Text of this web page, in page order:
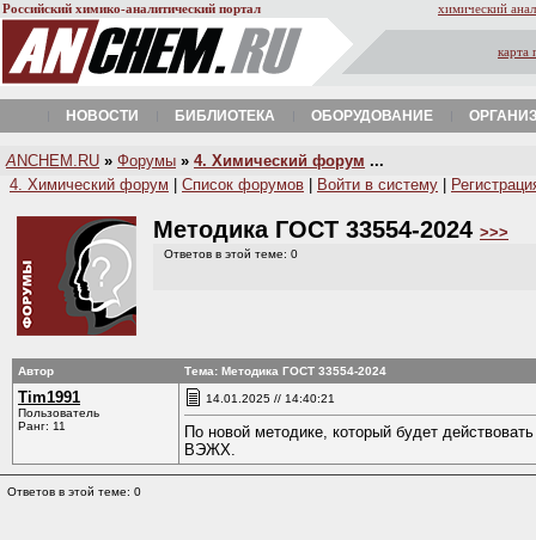
Российский химико-аналитический портал химический
карта
НОВОСТИ БИБЛИОТЕКА ОБОРУДОВАНИЕ
A NCHEM.RU » Форумы » 4. Химический форум ...
4. Химический форум
Список форумов Войти в систему
Методика ГОСТ 33554-2024 >>>
Ответов в этой теме: 0
Автор Тема: Методика ГОСТ 33554-2024
Tim1991
Пользователь
Ранг: 11
14.01.2025 // 14:40:21
По новой методике, который будет
ВЭЖХ.
Ответов в этой теме: 0